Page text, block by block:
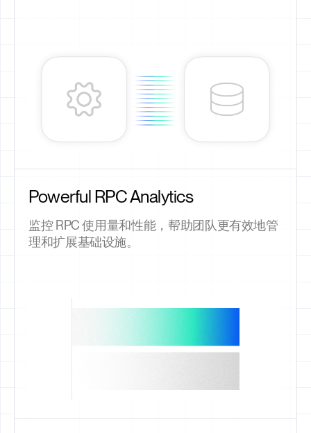
Powerful RPC Analytics
监控 RPC 使用量和性能，帮助团队更有效地管
理和扩展基础设施。